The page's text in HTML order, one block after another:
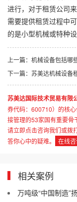
进行，对于租赁公司
需要提供租赁过程中
的是小型机械或特种
上一篇： 机械设备包括哪
下一篇： 苏美达机械设备
苏美达国际技术贸易有限
券代码：600710）的核
接管理的53家国有重要
请立即点击咨询我们或拨
答你心中的疑难。
在线
相关案例
万吨级“中国制造”